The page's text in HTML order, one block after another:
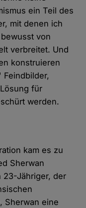
ein Teil des
mit denen ich
von
verbreitet. Und
konstruieren
Feindbilder,
für
werden.
kam es zu
Sherwan
23-Jähriger, der
Sherwan eine